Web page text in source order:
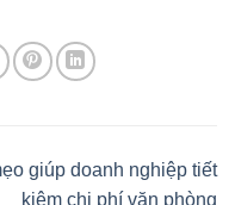
giúp doanh nghiệp tiết
kiệm chi phí văn phòng